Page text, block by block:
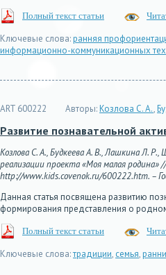
Полный текст статьи
Ключевые слова:ранняя
информационно-коммуникационных
ART 600222 Авторы:Козлова С. А.,
Развитие познавательной
Козлова С. А., Будкеева А. В., Лашкина Л.
реализации проекта «Моя малая родина»
http://www.kids.covenok.ru/600222.htm. –
Данная статья посвящена развитию
формирования представления о
Полный текст статьи
Ключевые слова:традиции, семья,